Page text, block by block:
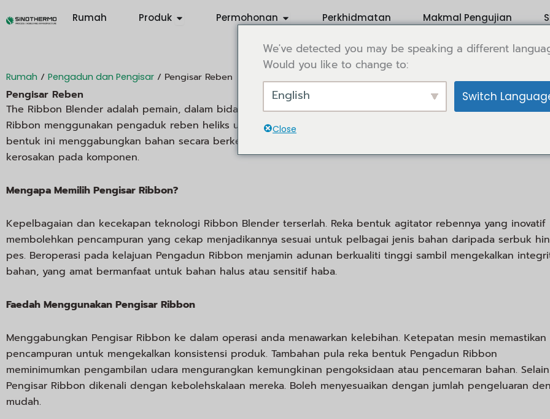
ke
Rumah Produk Open Products
Permohonan Open Application
Perkhidmatan Makmal Pengujian
Rumah / Pengadun dan Pengisar / Pengisar Reben
Pengisar Reben
The Ribbon Blender adalah pemain, dalam bidang teknologi pencampuran. Tidak seperti pengadun Pengisar
Ribbon menggunakan pengaduk reben heliks untuk memastikan pencampuran yang teliti dan konsisten. Reka
bentuk ini menggabungkan bahan secara berkesan bersama-sama menghasilkan campuran tanpa menyebabkan
kerosakan pada komponen.
Mengapa Memilih Pengisar Ribbon?
Kepelbagaian dan kecekapan teknologi Ribbon Blender terserlah. Reka bentuk agitator rebennya yang inovatif
membolehkan pencampuran yang cekap menjadikannya sesuai untuk pelbagai jenis bahan daripada serbuk
pes. Beroperasi pada kelajuan Pengadun Ribbon menjamin adunan berkualiti tinggi sambil mengekalkan
bahan, yang amat bermanfaat untuk bahan halus atau sensitif haba.
Faedah Menggunakan Pengisar Ribbon
Menggabungkan Pengisar Ribbon ke dalam operasi anda menawarkan kelebihan. Ketepatan mesin memastikan
pencampuran untuk mengekalkan konsistensi produk. Tambahan pula reka bentuk Pengadun Ribbon
meminimumkan pengambilan udara mengurangkan kemungkinan pengoksidaan atau pencemaran bahan.
Pengisar Ribbon dikenali dengan kebolehskalaan mereka. Boleh menyesuaikan dengan jumlah pengeluaran
mudah.
We've detected you may be speaking a different
Would you like to change to:
English Switch
Close